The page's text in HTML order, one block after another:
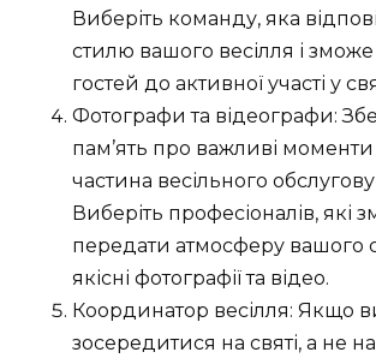
Виберіть команду, яка
стилю вашого весілля і
гостей до активної участі у
Фотографи та відеографи:
пам’ять про важливі
частина весільного
Виберіть професіоналів, які
передати атмосферу вашого
якісні фотографії та відео.
Координатор весілля: Якщо
зосередитися на святі, а не